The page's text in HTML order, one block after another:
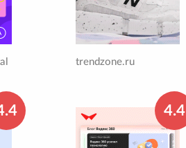
trendzone.ru
4.4